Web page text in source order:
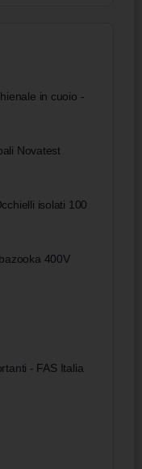
in cuoio -
Novatest
isolati 100
400V
- FAS Italia